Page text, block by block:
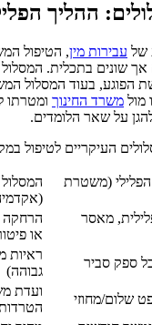
ההליך
של עבירות מין, הטיפול
אך שונים בתכלית. המסלול
הפוגע, בעוד המסלול
מול משרד החינוך ומטרתו
על שאר הלומדים.
העיקריים לטיפול
(משטרת
מאסר
הרחקה
או
ספק סביר
ראיות
גבוהה)
שלום/מחוזי
ועדת